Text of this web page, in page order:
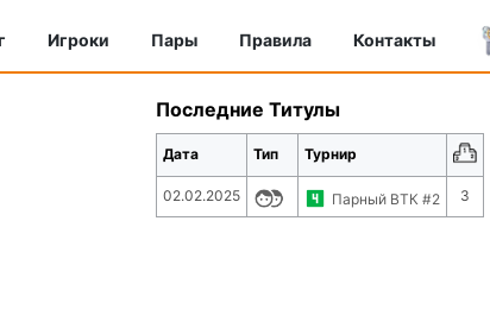
Игроки Пары Правила Контакты
Последние Титулы
Дата Тип Турнир
02.02.2025 Парный ВТК #2 3